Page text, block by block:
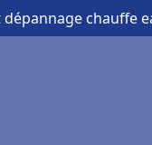
chauffe